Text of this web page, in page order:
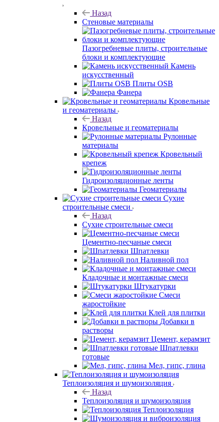
Назад
Стеновые материалы
Пазогребневые плиты, строительные
блоки и комплектующие
Камень
искусственный
Плиты OSB
Фанера
Кровельные
и геоматериалы
Назад
Кровельные и геоматериалы
Рулонные
материалы
Кровельный
крепеж
Гидроизоляционные ленты
Геоматериалы
Сухие
строительные смеси
Назад
Сухие строительные смеси
Цементно-песчаные смеси
Шпатлевки
Наливной пол
Кладочные и монтажные смеси
Штукатурки
Смеси
жаростойкие
Клей для плитки
Добавки в
растворы
Цемент, керамзит
Шпатлевки
готовые
Мел, гипс, глина
Теплоизоляция и шумоизоляция
Назад
Теплоизоляция и шумоизоляция
Теплоизоляция